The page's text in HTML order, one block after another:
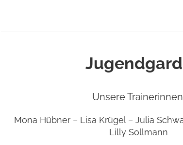
Unsere
Mona Hübner – Lisa Krügel – Julia
Lilly Sollmann